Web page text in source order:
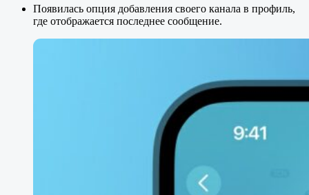
Появилась опция добавления своего канала в профиль,
где отображается последнее сообщение.